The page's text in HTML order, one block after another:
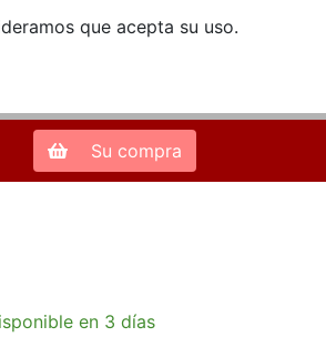
que acepta su uso.
Zona de Clientes
Su compra
en 3 días